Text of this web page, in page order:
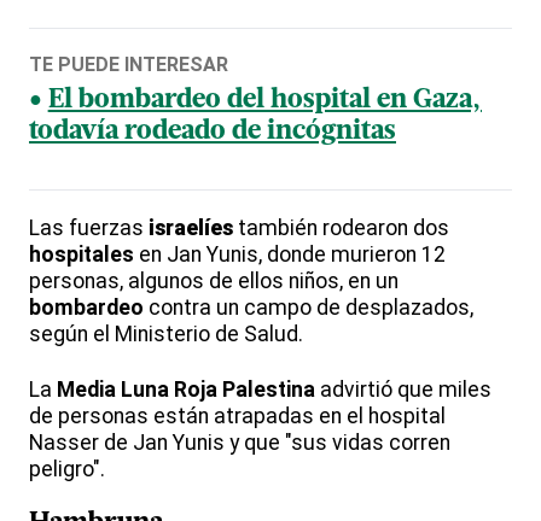
TE PUEDE INTERESAR
El bombardeo del hospital en Gaza,
todavía rodeado de incógnitas
Las fuerzas israelíes también rodearon dos
hospitales en Jan Yunis, donde murieron 12
personas, algunos de ellos niños, en un
bombardeo contra un campo de desplazados,
según el Ministerio de Salud.
La Media Luna Roja Palestina advirtió que miles
de personas están atrapadas en el hospital
Nasser de Jan Yunis y que "sus vidas corren
peligro".